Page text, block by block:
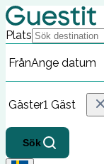
Plats
FrånAnge datum
Gäster1 Gäst
Sök